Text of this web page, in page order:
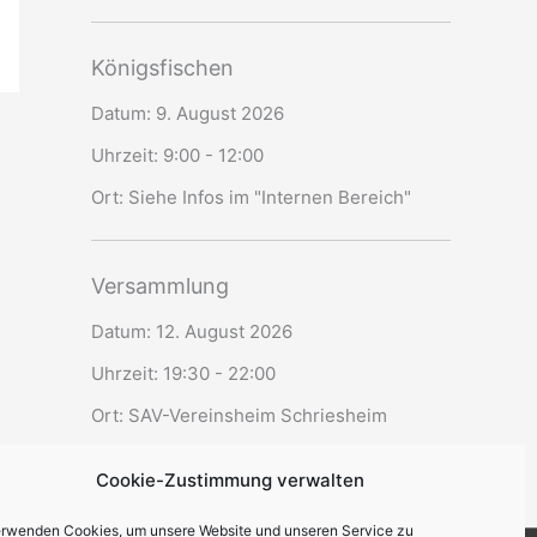
Cookie-Zustimmung verwalten
Cookies, um unsere Website und unseren Service zu
Königsfischen
Datum: 9. August 2026
Uhrzeit: 9:00 - 12:00
Ort: Siehe Infos im "Internen Bereich"
Versammlung
Datum: 12. August 2026
Uhrzeit: 19:30 - 22:00
Ort: SAV-Vereinsheim Schriesheim